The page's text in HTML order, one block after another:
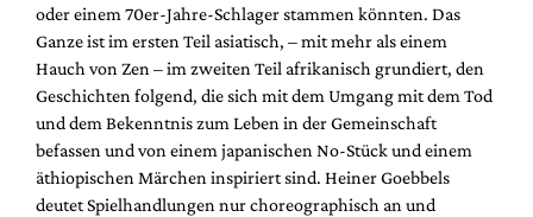
oder einem 70er-Jahre-Schlager stammen könnten. Das
Ganze ist im ersten Teil asiatisch, – mit mehr als einem
Hauch von Zen – im zweiten Teil afrikanisch grundiert, den
Geschichten folgend, die sich mit dem Umgang mit dem Tod
und dem Bekenntnis zum Leben in der Gemeinschaft
befassen und von einem japanischen No-Stück und einem
äthiopischen Märchen inspiriert sind. Heiner Goebbels
deutet Spielhandlungen nur choreographisch an und